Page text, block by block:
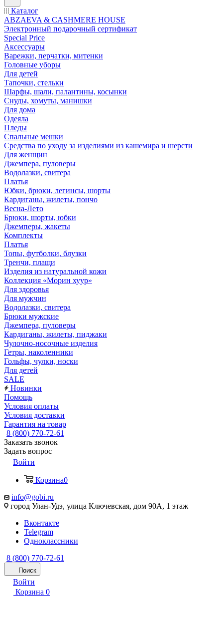
Каталог
ABZAEVA & CASHMERE HOUSE
Электронный подарочный сертификат
Special Price
Аксессуары
Варежки, перчатки, митенки
Головные уборы
Для детей
Тапочки, стельки
Шарфы, шали, палантины, косынки
Снуды, хомуты, манишки
Для дома
Одеяла
Пледы
Спальные мешки
Средства по уходу за изделиями из кашемира и шерсти
Для женщин
Джемпера, пуловеры
Водолазки, свитера
Платья
Юбки, брюки, легинсы, шорты
Кардиганы, жилеты, пончо
Весна-Лето
Брюки, шорты, юбки
Джемперы, жакеты
Комплекты
Платья
Топы, футболки, блузки
Тренчи, плащи
Изделия из натуральной кожи
Коллекция «Морин хуур»
Для здоровья
Для мужчин
Водолазки, свитера
Брюки мужские
Джемпера, пуловеры
Кардиганы, жилеты, пиджаки
Чулочно-носочные изделия
Гетры, наколенники
Гольфы, чулки, носки
Для детей
SALE
Новинки
Помощь
Условия оплаты
Условия доставки
Гарантия на товар
8 (800) 770-72-61
Заказать звонок
Задать вопрос
Войти
Корзина0
info@gobi.ru
город Улан-Удэ, улица Ключевская, дом 90А, 1 этаж
Вконтакте
Telegram
Одноклассники
8 (800) 770-72-61
Поиск
Войти
Корзина 0